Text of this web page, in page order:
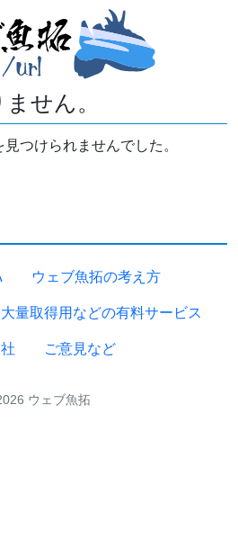
せん。
つけられませんでした。
ウェブ魚拓の考え方
量取得用などの有料サービス
ご意見など
ウェブ魚拓